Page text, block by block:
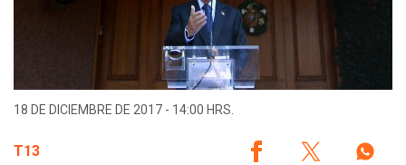
18 DE DICIEMBRE DE 2017 - 14:00 HRS.
T13